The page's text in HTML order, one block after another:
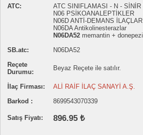
ATC:
ATC SINIFLAMASI - N - SİNİR
N06 PSİKOANALEPTİKLER
N06D ANTİ-DEMANS İLAÇLAR
N06DA Antikolinesterazlar
N06DA52 memantin + donepezil
SB.atc:
N06DA52
Reçete
Durumu:
Beyaz Reçete ile satılır.
İlaç Firması:
ALİ RAİF İLAÇ SANAYİ A.Ş.
Barkod :
8699543070339
Satış Fiyatı: 896.95 ₺